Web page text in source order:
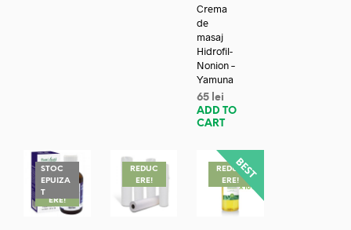
Crema
de
masaj
Hidrofil-
Nonion –
Yamuna
65 lei
ADD TO
CART
STOC
EPUIZA
TREDUC
ERE!
REDUC
ERE!
REDUC
ERE!